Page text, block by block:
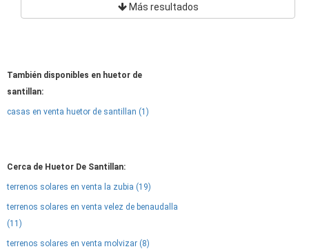
Más resultados
También disponibles en huetor de
santillan:
casas en venta huetor de santillan (1)
Cerca de Huetor De Santillan:
terrenos solares en venta la zubia (19)
terrenos solares en venta velez de benaudalla
(11)
terrenos solares en venta molvizar (8)